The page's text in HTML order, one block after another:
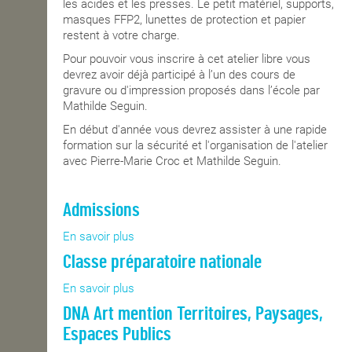
les acides et les presses. Le petit matériel, supports,
masques FFP2, lunettes de protection et papier
restent à votre charge.
Pour pouvoir vous inscrire à cet atelier libre vous
devrez avoir déjà participé à l’un des cours de
gravure ou d'impression proposés dans l’école par
Mathilde Seguin.
En début d'année vous devrez assister à une rapide
formation sur la sécurité et l'organisation de l'atelier
avec Pierre-Marie Croc et Mathilde Seguin.
Admissions
En savoir plus
Admissions
Classe préparatoire nationale
En savoir plus
Classe
préparatoire
nationale
DNA Art mention Territoires, Paysages,
Espaces Publics